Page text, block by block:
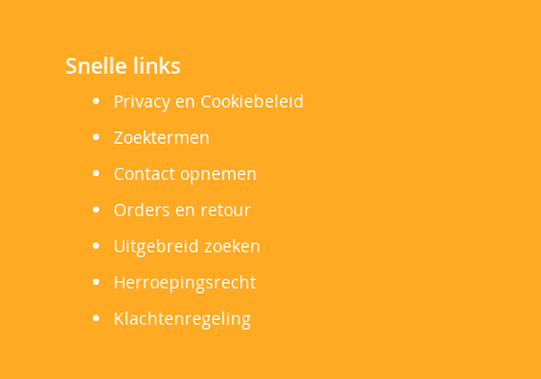
Snelle links
Privacy en Cookiebeleid
Zoektermen
Contact opnemen
Orders en retour
Uitgebreid zoeken
Herroepingsrecht
Klachtenregeling